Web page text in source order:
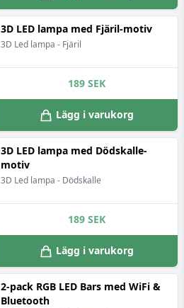
3D LED lampa med Fjäril-motiv
3D Led lampa - Fjäril
189 SEK
Lägg i varukorg
3D LED lampa med Dödskalle-
motiv
3D Led lampa - Dödskalle
189 SEK
Lägg i varukorg
2-pack RGB LED Bars med WiFi &
Bluetooth